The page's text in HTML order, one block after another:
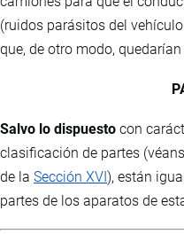
(ruidos parásitos del
que, de otro modo,
Salvo lo dispuesto con
clasificación de partes
de la Sección XVI ), están
partes de los aparatos de